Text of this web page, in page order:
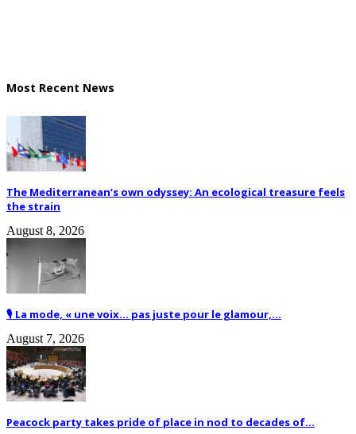
Most Recent News
The Mediterranean’s own odyssey: An ecological treasure feels
the strain
August 8, 2026
🎙️ La mode, « une voix… pas juste pour le glamour,...
August 7, 2026
Peacock party takes pride of place in nod to decades of...